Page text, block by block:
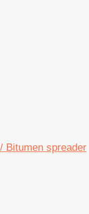
Bitumen spreader